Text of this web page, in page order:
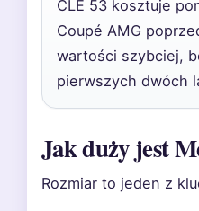
CLE 53 kosztuje
Coupé AMG
wartości szybciej,
pierwszych dwóch
Jak duży jest
Rozmiar to jeden z